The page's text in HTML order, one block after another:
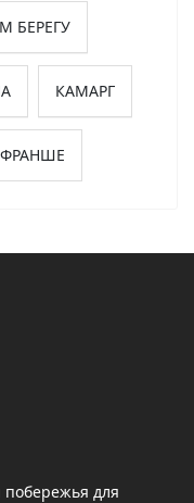
БЕРЕГУ
КАМАРГ
побережья для